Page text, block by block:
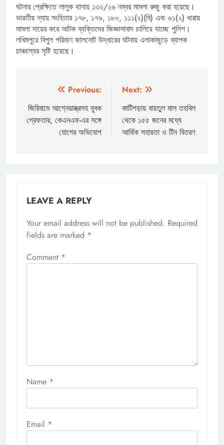
ঘটনার প্রেক্ষিতে লালুক থানায় ১৩২/২৬ নম্বর মামলা রুজু করা হয়েছে।
ভারতীয় ন্যায় সংহিতার ১৭৮, ১৭৯, ১৮০, ১১১(২)(বি) এবং ৬১(২) ধারায়
মামলা দায়ের করে আটক ব্যক্তিদের জিজ্ঞাসাবাদ চালিয়ে যাচ্ছে পুলিশ।
লখিমপুরে বিপুল পরিমাণ জালনোট উদ্ধারের ঘটনায় এলাকাজুড়ে ব্যাপক
চাঞ্চল্যের সৃষ্টি হয়েছে।
navigation
Previous:
জিরিবামে আগ্নেয়াস্ত্রসহ যুবক
গ্রেফতার, কেএনএফ-এর সঙ্গে
যোগের অভিযোগ
Next:
কাটিগড়ায় বায়তুল মাল তহবিল
থেকে ১৫৫ জনের মধ্যে
আর্থিক সহায়তা ও টিন বিতরণ
LEAVE A REPLY
Your email address will not be published. Required
fields are marked *
Comment *
Name *
Email *